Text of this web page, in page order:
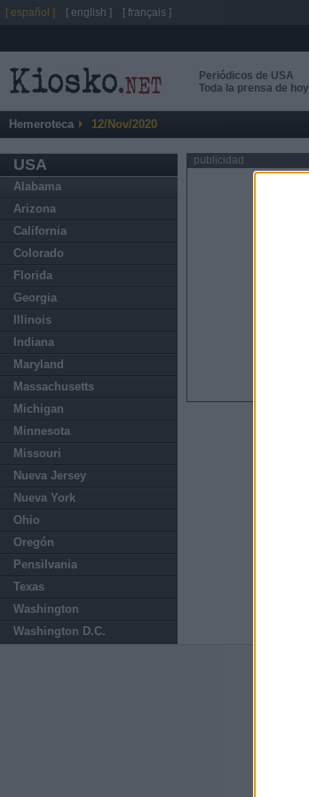
Periódicos de USA
Toda la prensa de hoy
Hemeroteca 12/Nov/2020
USA
Alabama
Arizona
California
Colorado
Florida
Georgia
Illinois
Indiana
Maryland
Massachusetts
Michigan
Minnesota
Missouri
Nueva Jersey
Nueva York
Ohio
Oregón
Pensilvania
Texas
Washington
Washington D.C.
publicidad
[ español ] [ english ] [ français ]